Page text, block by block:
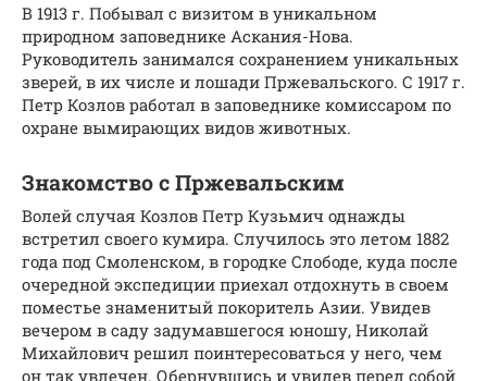
В 1913 г. Побывал с визитом в уникальном
природном заповеднике Аскания-Нова.
Руководитель занимался сохранением уникальных
зверей, в их числе и лошади Пржевальского. С 1917 г.
Петр Козлов работал в заповеднике комиссаром по
охране вымирающих видов животных.
Знакомство с Пржевальским
Волей случая Козлов Петр Кузьмич однажды
встретил своего кумира. Случилось это летом 1882
года под Смоленском, в городке Слободе, куда после
очередной экспедиции приехал отдохнуть в своем
поместье знаменитый покоритель Азии. Увидев
вечером в саду задумавшегося юношу, Николай
Михайлович решил поинтересоваться у него, чем
он так увлечен. Обернувшись и увидев перед собой